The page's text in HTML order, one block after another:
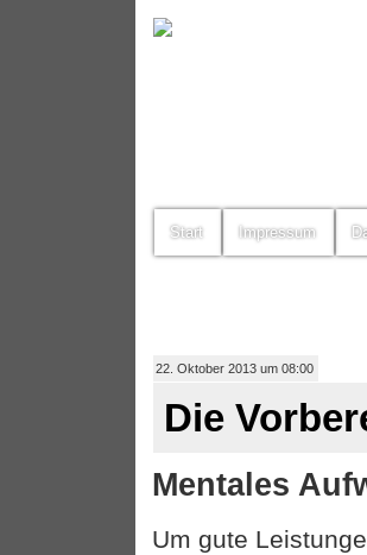
Start Impressum
22. Oktober 2013 um 08:00
Die
Mentales
Um gute